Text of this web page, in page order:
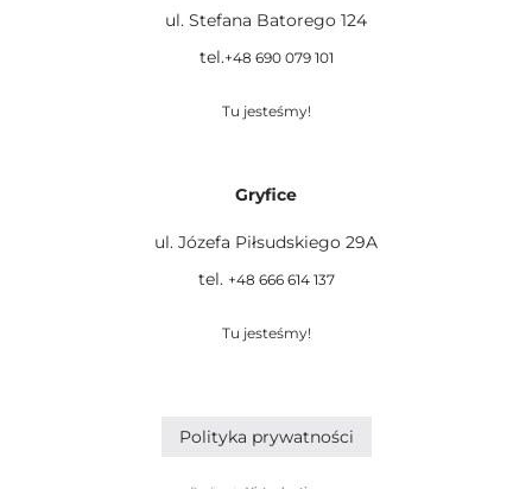
ul. Stefana Batorego 124
tel.+48 690 079 101
Tu jesteśmy!
Gryfice
ul. Józefa Piłsudskiego 29A
tel. +48 666 614 137
Tu jesteśmy!
Polityka prywatności